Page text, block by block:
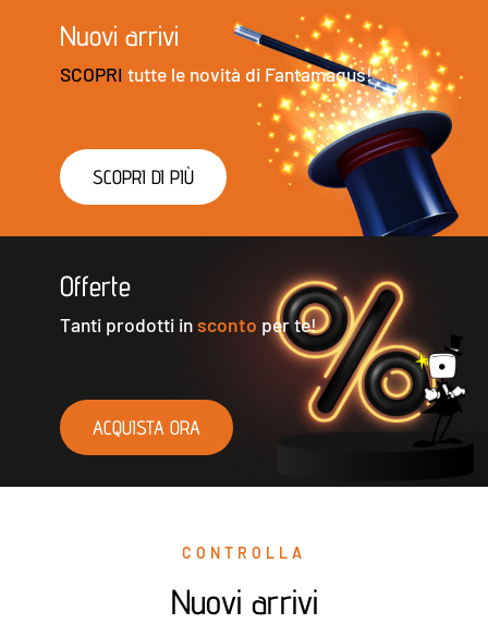
Nuovi arrivi
SCOPRI tutte le novità di Fantamagus!
SCOPRI DI PIÙ
Offerte
Tanti prodotti insconto per te!
ACQUISTA ORA
CONTROLLA
Nuovi arrivi